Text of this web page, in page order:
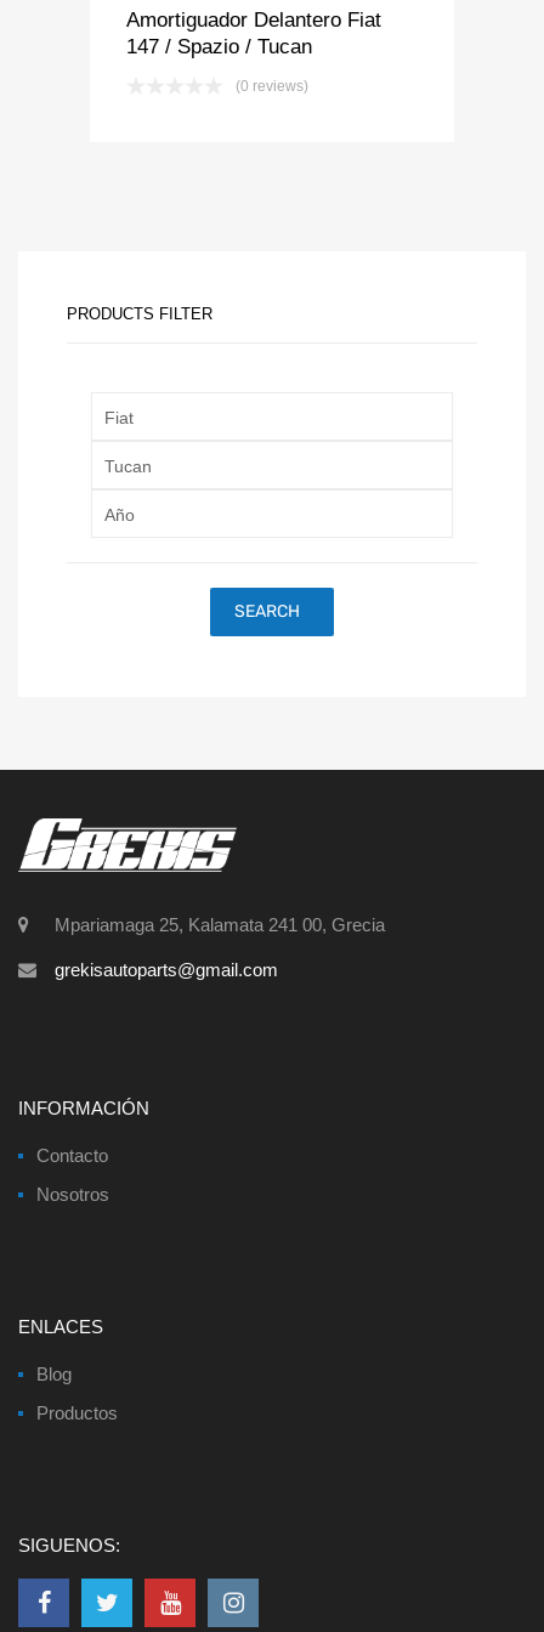
Amortiguador Delantero Fiat
147 / Spazio / Tucan
(0 reviews)
PRODUCTS FILTER
SEARCH
Mpariamaga 25, Kalamata 241 00, Grecia
grekisautoparts@gmail.com
INFORMACIÓN
Contacto
Nosotros
ENLACES
Blog
Productos
SIGUENOS: